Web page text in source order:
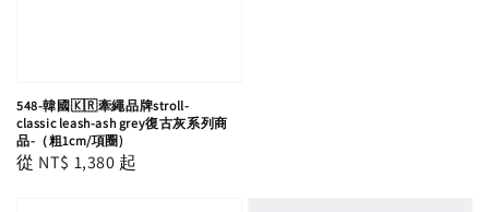
548-韓國🇰🇷牽繩品牌stroll-
classic leash-ash grey復古灰系列商
品-（粗1cm/項圈)
Regular
從 NT$ 1,380 起